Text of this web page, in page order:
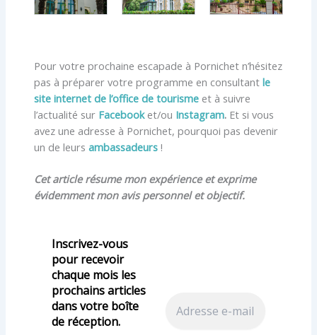
Pour votre prochaine escapade à Pornichet n’hésitez
pas à préparer votre programme en consultant le
site internet de l’office de tourismeet à suivre
l’actualité sur Facebooket/ou Instagram.Et si vous
avez une adresse à Pornichet, pourquoi pas devenir
un de leurs ambassadeurs!
Cet article résume mon expérience et exprime
évidemment mon avis personnel et objectif.
Inscrivez-vous
pour recevoir
chaque mois les
prochains articles
dans votre boîte
de réception.